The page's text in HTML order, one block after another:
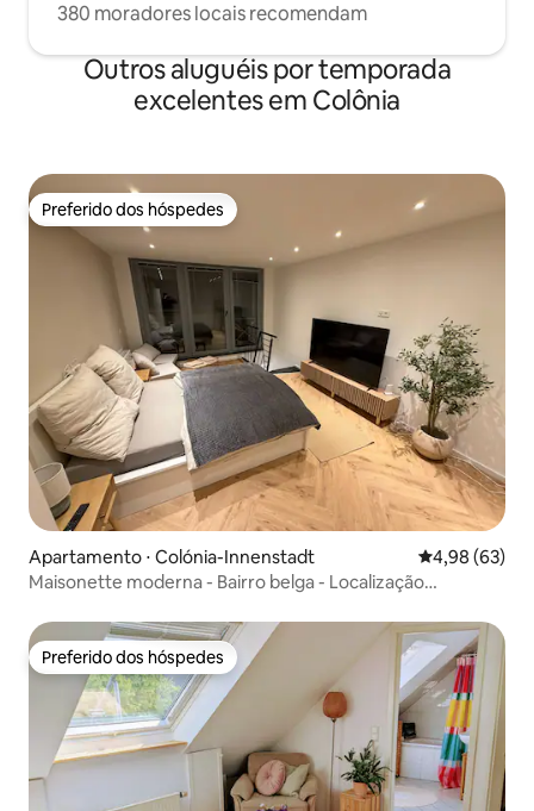
380 moradores locais recomendam
Outros aluguéis por temporada
excelentes em Colônia
Preferido dos hóspedes
Preferido dos hóspedes
Apartamento ⋅ Colónia-Innenstadt 4,98 de uma
4,98 (63)
Maisonette moderna - Bairro belga - Localização
Preferido dos hóspedes
Preferido dos hóspedes